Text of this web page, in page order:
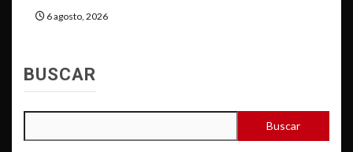
6 agosto, 2026
BUSCAR
Buscar